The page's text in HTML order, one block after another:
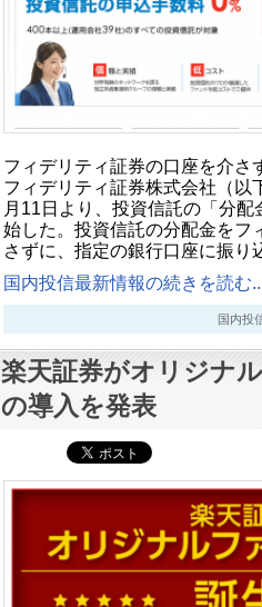
フィデリティ証券の口座を介さ
フィデリティ証券株式会社（以
月11日より、投資信託の「分
始した。投資信託の分配金をフ
さずに、指定の銀行口座に振
国内投信最新情報の続きを読む
国内投
楽天証券がオリジナ
の導入を発表